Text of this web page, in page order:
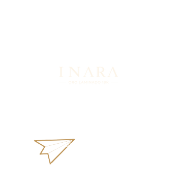
aurus18k@gmail.com
Terms and Conditions.